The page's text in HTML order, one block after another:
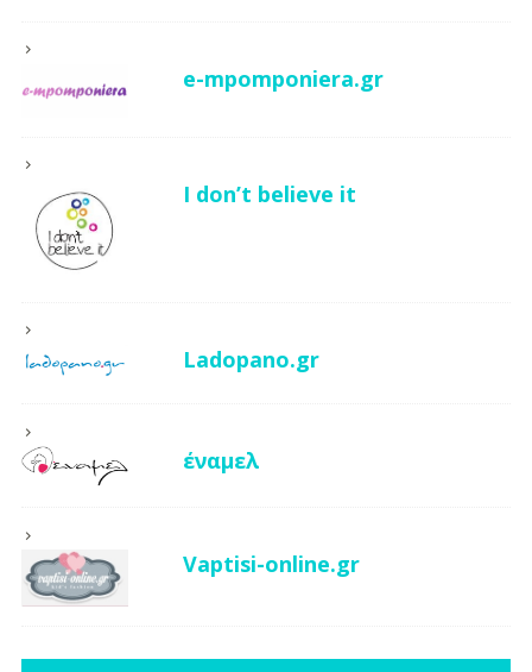
e-mpomponiera.gr
I don’t believe it
Ladopano.gr
έναμελ
Vaptisi-online.gr